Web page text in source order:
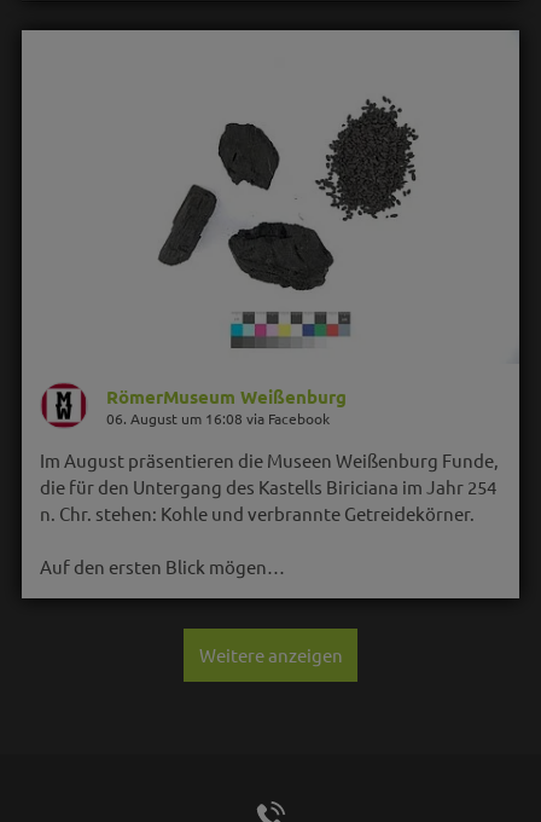
RömerMuseum Weißenburg
06. August um 16:08 via Facebook
Im August präsentieren die Museen Weißenburg Funde,
die für den Untergang des Kastells Biriciana im Jahr 254
n. Chr. stehen: Kohle und verbrannte Getreidekörner.
Auf den ersten Blick mögen…
Weitere anzeigen